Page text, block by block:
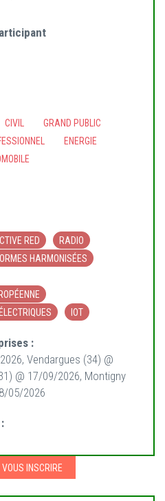
CIVIL
GRAND PUBLIC
ENERGIE
RED
RADIO
HARMONISÉES
IOT
:
Vendargues (34) @
@ 17/09/2026, Montigny
05/2026
VOUS INSCRIRE